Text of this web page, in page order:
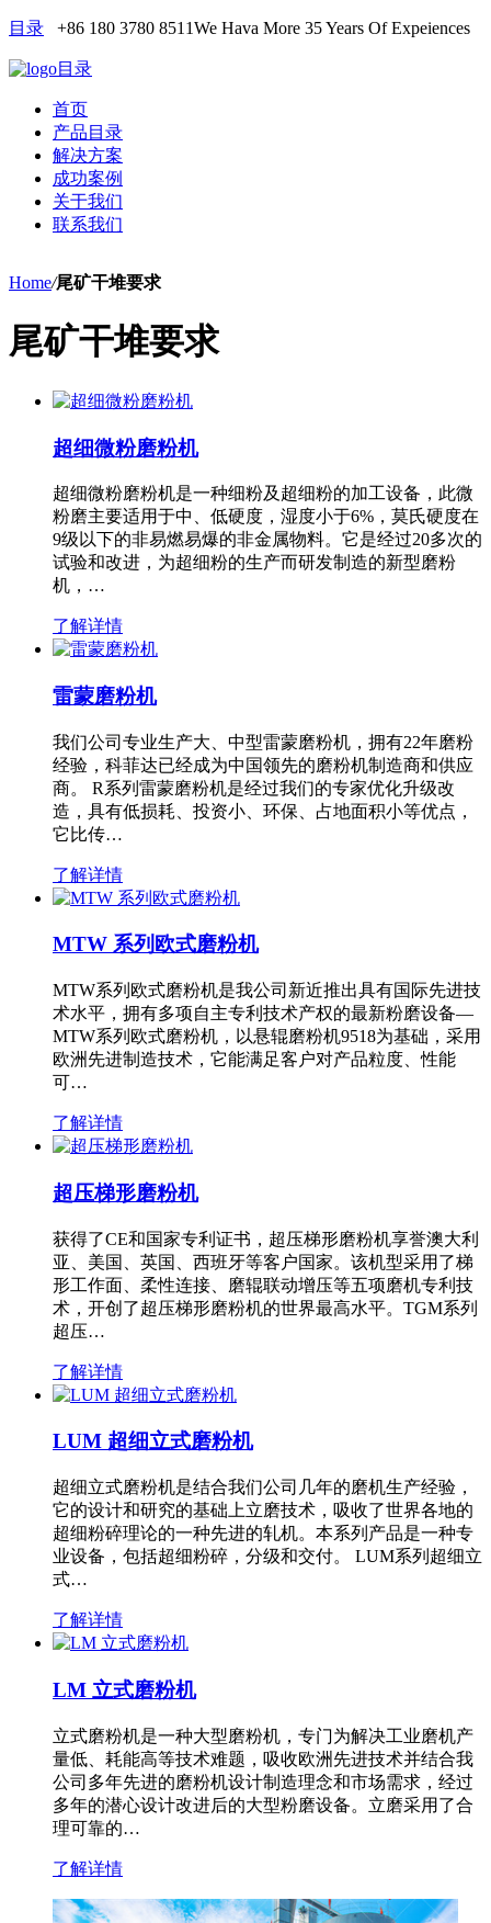
目录 +86 180 3780 8511We Hava More 35 Years Of Expeiences
目录
首页
产品目录
解决方案
成功案例
关于我们
联系我们
Home/尾矿干堆要求
尾矿干堆要求
超细微粉磨粉机
超细微粉磨粉机是一种细粉及超细粉的加工设备，此微
粉磨主要适用于中、低硬度，湿度小于6%，莫氏硬度在
9级以下的非易燃易爆的非金属物料。它是经过20多次的
试验和改进，为超细粉的生产而研发制造的新型磨粉
机，…
了解详情
雷蒙磨粉机
我们公司专业生产大、中型雷蒙磨粉机，拥有22年磨粉
经验，科菲达已经成为中国领先的磨粉机制造商和供应
商。 R系列雷蒙磨粉机是经过我们的专家优化升级改
造，具有低损耗、投资小、环保、占地面积小等优点，
它比传…
了解详情
MTW 系列欧式磨粉机
MTW系列欧式磨粉机是我公司新近推出具有国际先进技
术水平，拥有多项自主专利技术产权的最新粉磨设备—
MTW系列欧式磨粉机，以悬辊磨粉机9518为基础，采用
欧洲先进制造技术，它能满足客户对产品粒度、性能
可…
了解详情
超压梯形磨粉机
获得了CE和国家专利证书，超压梯形磨粉机享誉澳大利
亚、美国、英国、西班牙等客户国家。该机型采用了梯
形工作面、柔性连接、磨辊联动增压等五项磨机专利技
术，开创了超压梯形磨粉机的世界最高水平。TGM系列
超压…
了解详情
LUM 超细立式磨粉机
超细立式磨粉机是结合我们公司几年的磨机生产经验，
它的设计和研究的基础上立磨技术，吸收了世界各地的
超细粉碎理论的一种先进的轧机。本系列产品是一种专
业设备，包括超细粉碎，分级和交付。 LUM系列超细立
式…
了解详情
LM 立式磨粉机
立式磨粉机是一种大型磨粉机，专门为解决工业磨机产
量低、耗能高等技术难题，吸收欧洲先进技术并结合我
公司多年先进的磨粉机设计制造理念和市场需求，经过
多年的潜心设计改进后的大型粉磨设备。立磨采用了合
理可靠的…
了解详情